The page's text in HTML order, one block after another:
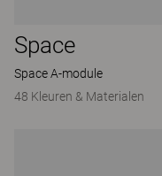
Space
Space A-module
48 Kleuren & Materialen